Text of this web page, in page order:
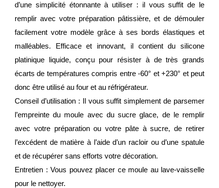
d’une simplicité étonnante à utiliser : il vous suffit de le
remplir avec votre préparation pâtissière, et de démouler
facilement votre modèle grâce à ses bords élastiques et
malléables. Efficace et innovant, il contient du silicone
platinique liquide, conçu pour résister à de très grands
écarts de températures compris entre -60° et +230° et peut
donc être utilisé au four et au réfrigérateur.
Conseil d’utilisation : Il vous suffit simplement de parsemer
l’empreinte du moule avec du sucre glace, de le remplir
avec votre préparation ou votre pâte à sucre, de retirer
l’excédent de matière à l’aide d’un racloir ou d’une spatule
et de récupérer sans efforts votre décoration.
Entretien : Vous pouvez placer ce moule au lave-vaisselle
pour le nettoyer.